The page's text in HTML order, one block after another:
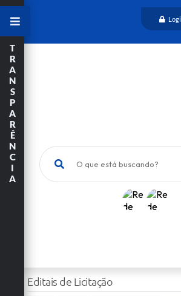
O que está buscando?
T
R
A
N
S
P
A
R
Ê
N
C
I
A
Editais de Licitação